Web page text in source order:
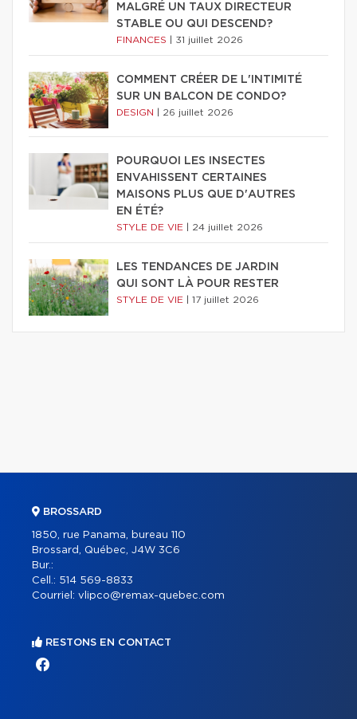
MALGRÉ UN TAUX DIRECTEUR
STABLE OU QUI DESCEND?
FINANCES 31 juillet 2026
COMMENT CRÉER DE L'INTIMITÉ
SUR UN BALCON DE CONDO?
DESIGN 26 juillet 2026
POURQUOI LES INSECTES
ENVAHISSENT CERTAINES
MAISONS PLUS QUE D'AUTRES
EN ÉTÉ?
STYLE DE VIE 24 juillet 2026
LES TENDANCES DE JARDIN
QUI SONT LÀ POUR RESTER
STYLE DE VIE 17 juillet 2026
BROSSARD
1850, rue Panama, bureau 110
Brossard, Québec, J4W 3C6
Bur.:
Cell.: 514 569-8833
Courriel: vlipco@remax-quebec.com
RESTONS EN CONTACT